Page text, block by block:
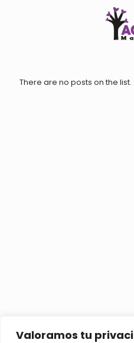
Valoramos tu
There are no posts on the list.